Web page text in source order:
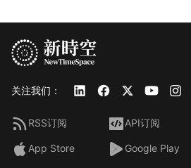
关注我们：
RSS订阅 API订阅
App Store Google Play